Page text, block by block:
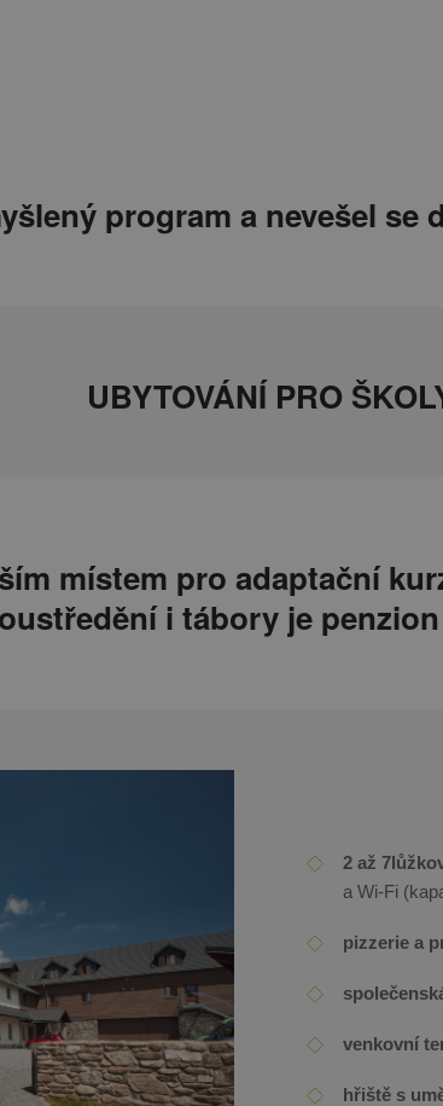
program a nevešel se
UBYTOVÁNÍ PRO
místem pro adaptační
i tábory je
2 až
a Wi-Fi
pizzerie a
venkovní
hřiště s